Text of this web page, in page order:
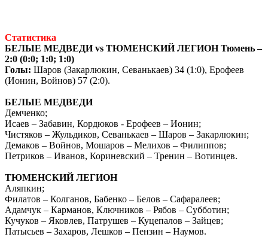
Статистика
БЕЛЫЕ МЕДВЕДИ vs ТЮМЕНСКИЙ ЛЕГИОН Тюмень –
2:0 (0:0; 1:0; 1:0)
Голы: Шаров (Закарлюкин, Севанькаев) 34 (1:0), Ерофеев
(Ионин, Войнов) 57 (2:0).
БЕЛЫЕ МЕДВЕДИ
Демченко;
Исаев – Забавин, Кордюков - Ерофеев – Ионин;
Чистяков – Жульдиков, Севанькаев – Шаров – Закарлюкин;
Демаков – Войнов, Мошаров – Мелихов – Филиппов;
Петриков – Иванов, Кориневский – Тренин – Вотинцев.
ТЮМЕНСКИЙ ЛЕГИОН
Аляпкин;
Филатов – Колганов, Бабенко – Белов – Сафаралеев;
Адамчук – Карманов, Ключников – Рябов – Субботин;
Кучуков – Яковлев, Патрушев – Куцепалов – Зайцев;
Патысьев – Захаров, Лешков – Пензин – Наумов.